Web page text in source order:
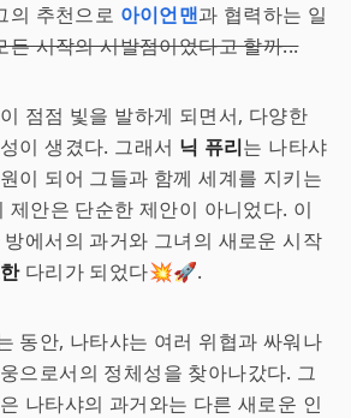
의 추천으로 아이언맨과 협력하는 일
든 시작의 시발점이었다고 할까...
점점 빛을 발하게 되면서, 다양한
이 생겼다. 그래서 닉 퓨리는 나타샤
이 되어 그들과 함께 세계를 지키는
제안은 단순한 제안이 아니었다. 이
에서의 과거와 그녀의 새로운 시작
다리가 되었다💥🚀.
동안, 나타샤는 여러 위협과 싸워나
으로서의 정체성을 찾아나갔다. 그
나타샤의 과거와는 다른 새로운 인